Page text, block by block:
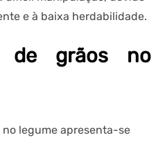
e à baixa herdabilidade.
de grãos no
no legume apresenta-se